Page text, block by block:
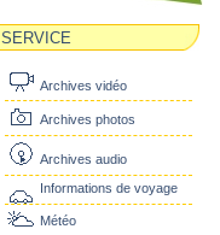
SERVICE
Archives vidéo
Archives photos
Archives audio
Informations de voyage
Météo